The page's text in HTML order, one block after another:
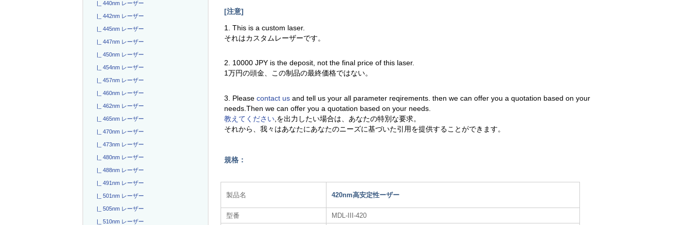
|_ 440nm レーザー
|_ 442nm レーザー
|_ 445nm レーザー
|_ 447nm レーザー
|_ 450nm レーザー
|_ 454nm レーザー
|_ 457nm レーザー
|_ 460nm レーザー
|_ 462nm レーザー
|_ 465nm レーザー
|_ 470nm レーザー
|_ 473nm レーザー
|_ 480nm レーザー
|_ 488nm レーザー
|_ 491nm レーザー
|_ 501nm レーザー
|_ 505nm レーザー
|_ 510nm レーザー
[注意]
1. This is a custom laser.
それはカスタムレーザーです。
2. 10000 JPY is the deposit, not the final price of this laser.
1万円の頭金、この制品の最終価格ではない。
3. Pleasecontact usand tell us your all parameter reqirements. then we can offer you a quotation based on your
needs.Then we can offer you a quotation based on your needs.
教えてください ,を出力したい場合は、あなたの特別な要求。
それから、我々はあなたにあなたのニーズに基づいた引用を提供することができます。
規格：
製品名 420nm高安定性ーザー
型番
MDL-III-420